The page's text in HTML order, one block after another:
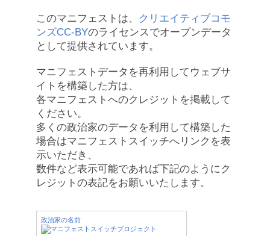
このマニフェストは、
クリエイティブコモ
ンズCC-BYのライセンスでオープンデータ
として提供されています。
マニフェストデータを再利用してウェブサ
イトを構築した方は、
各マニフェストへのクレジットを掲載して
ください。
多くの政治家のデータを利用して構築した
場合はマニフェストスイッチへリンクを表
示いただき、
数件など表示可能であれば下記のようにク
レジットの表記をお願いいたします。
政治家の名前